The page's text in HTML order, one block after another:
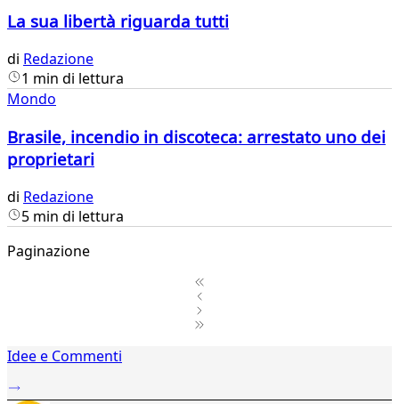
La sua libertà riguarda tutti
di Redazione
1 min di lettura
Mondo
Brasile, incendio in discoteca: arrestato uno dei
proprietari
di Redazione
5 min di lettura
Paginazione
2Idee e Commenti